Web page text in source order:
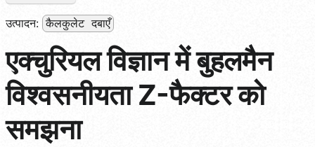
उत्पादन: कैलकुलेट दबाएँ
एक्चुरियल विज्ञान में बुहलमैन
विश्वसनीयता Z-फैक्टर को
समझना